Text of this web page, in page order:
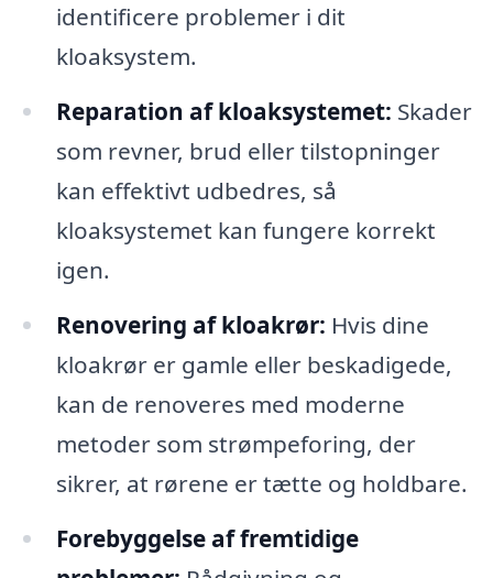
identificere problemer i dit
kloaksystem.
Reparation af kloaksystemet: Skader
som revner, brud eller tilstopninger
kan effektivt udbedres, så
kloaksystemet kan fungere korrekt
igen.
Renovering af kloakrør: Hvis dine
kloakrør er gamle eller beskadigede,
kan de renoveres med moderne
metoder som strømpeforing, der
sikrer, at rørene er tætte og holdbare.
Forebyggelse af fremtidige